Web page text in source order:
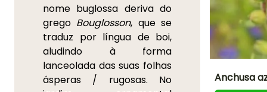
nome buglossa deriva do
grego Bouglosson, que se
traduz por língua de boi,
aludindo à forma
lanceolada das suas folhas
ásperas / rugosas. No
Anchusa